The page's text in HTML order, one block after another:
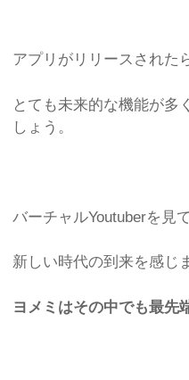
アプリがリリースされた
とても未来的な機能が多
しょう。
バーチャルYoutuberを見
新しい時代の到来を感じ
ヨメミはその中でも最先